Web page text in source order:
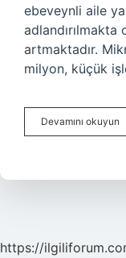
ebeveynli aile
adlandırılmakta
artmaktadır.
milyon, küçük
Devamını okuyun
https://